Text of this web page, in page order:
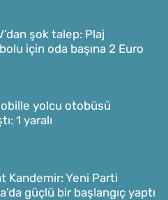
şok talep: Plaj
için oda başına 2 Euro
yolcu otobüsü
1 yaralı
Kandemir: Yeni Parti
güçlü bir başlangıç yaptı